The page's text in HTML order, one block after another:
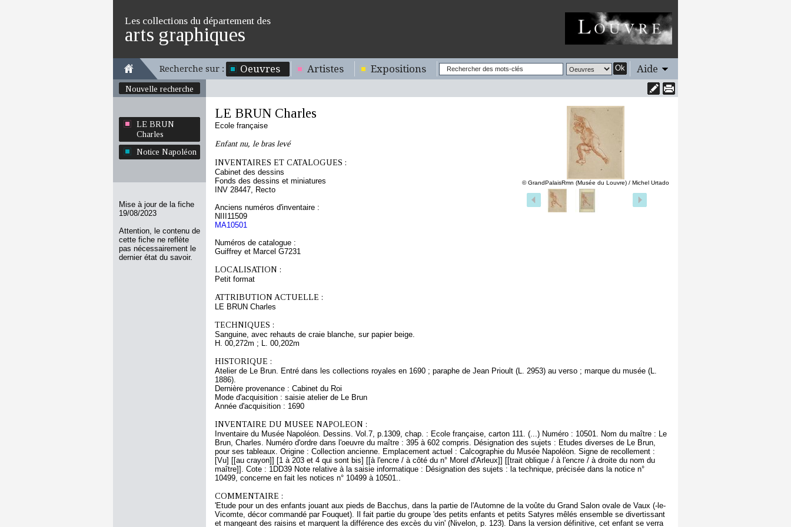
Les collections du département des
arts graphiques
Recherche sur : Oeuvres Artistes Expositions Ok Aide
Nouvelle recherche
LE BRUN
Charles
Notice Napoléon
Mise à jour de la fiche
19/08/2023
Attention, le contenu de
cette fiche ne reflète
pas nécessairement le
dernier état du savoir.
© GrandPalaisRmn (Musée du Louvre) / Michel Urtado
LE BRUN Charles
Ecole française
Enfant nu, le bras levé
INVENTAIRES ET CATALOGUES :
Cabinet des dessins
Fonds des dessins et miniatures
INV 28447, Recto
Anciens numéros d'inventaire :
NIII11509
MA10501
Numéros de catalogue :
Guiffrey et Marcel G7231
LOCALISATION :
Petit format
ATTRIBUTION ACTUELLE :
LE BRUN Charles
TECHNIQUES :
Sanguine, avec rehauts de craie blanche, sur papier beige.
H. 00,272m ; L. 00,202m
HISTORIQUE :
Atelier de Le Brun. Entré dans les collections royales en 1690 ; paraphe de Jean Prioult (L. 2953) au verso ; marque du musée (L.
1886).
Dernière provenance : Cabinet du Roi
Mode d'acquisition : saisie atelier de Le Brun
Année d'acquisition : 1690
INVENTAIRE DU MUSEE NAPOLEON :
Inventaire du Musée Napoléon. Dessins. Vol.7, p.1309, chap. : Ecole française, carton 111. (...) Numéro : 10501. Nom du maître : Le
Brun, Charles. Numéro d'ordre dans l'oeuvre du maître : 395 à 602 compris. Désignation des sujets : Etudes diverses de Le Brun,
pour ses tableaux. Origine : Collection ancienne. Emplacement actuel : Calcographie du Musée Napoléon. Signe de recollement :
[Vu] [[au crayon]] [1 à 203 et 4 qui sont bis] [[à l'encre / à côté du n° Morel d'Arleux]] [[trait oblique / à l'encre / à droite du nom du
maître]]. Cote : 1DD39 Note relative à la saisie informatique : Désignation des sujets : la technique, précisée dans la notice n°
10499, concerne en fait les notices n° 10499 à 10501..
COMMENTAIRE :
'Etude pour un des enfants jouant aux pieds de Bacchus, dans la partie de l'Automne de la voûte du Grand Salon ovale de Vaux (-le-
Vicomte, décor commandé par Fouquet). Il fait partie du groupe 'des petits enfants et petits Satyres mêlés ensemble se divertissant
et mangeant des raisins et marquent la différence des excès du vin' (Nivelon, p. 123). Dans la version définitive, cet enfant se verra